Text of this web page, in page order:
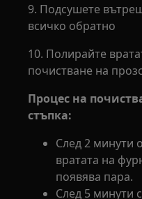
9. Подсушете
всичко обратно
10. Полирайте
почистване на
Процес на
стъпка:
След 2 минути
вратата на
появява пара.
След 5 минути